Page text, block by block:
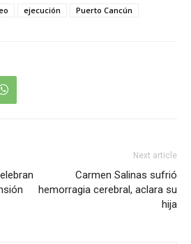
ejecución Puerto Cancún
Next article
Carmen Salinas sufrió
hemorragia cerebral, aclara su
hija